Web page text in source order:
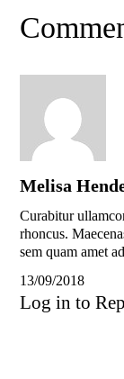
Melisa
Curabitur
rhoncus.
sem quam amet
13/09/2018
Log in to